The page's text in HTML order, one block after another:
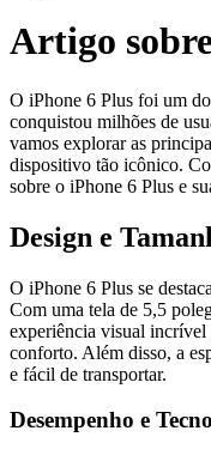
Artigo
O iPhone 6 Plus foi um
conquistou milhões de
vamos explorar as
dispositivo tão icônico.
sobre o iPhone 6 Plus e
Design e
O iPhone 6 Plus se
Com uma tela de 5,5
experiência visual incrível
conforto. Além disso, a
e fácil de transportar.
Desempenho e